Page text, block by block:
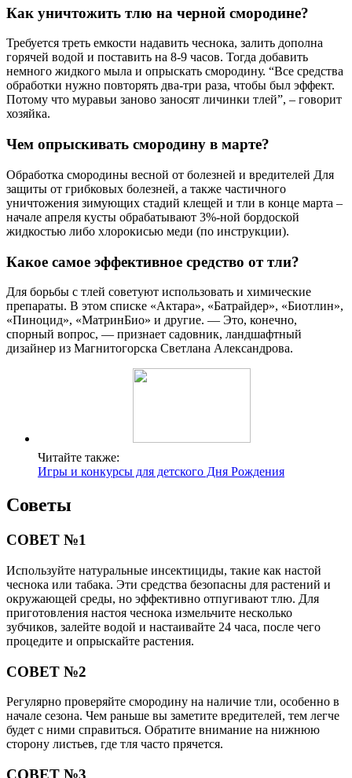
Как уничтожить тлю на черной смородине?
Требуется треть емкости надавить чеснока, залить дополна
горячей водой и поставить на 8-9 часов. Тогда добавить
немного жидкого мыла и опрыскать смородину. “Все средства
обработки нужно повторять два-три раза, чтобы был эффект.
Потому что муравьи заново заносят личинки тлей”, – говорит
хозяйка.
Чем опрыскивать смородину в марте?
Обработка смородины весной от болезней и вредителей Для
защиты от грибковых болезней, а также частичного
уничтожения зимующих стадий клещей и тли в конце марта –
начале апреля кусты обрабатывают 3%-ной бордоской
жидкостью либо хлорокисью меди (по инструкции).
Какое самое эффективное средство от тли?
Для борьбы с тлей советуют использовать и химические
препараты. В этом списке «Актара», «Батрайдер», «Биотлин»,
«Пиноцид», «МатринБио» и другие. — Это, конечно,
спорный вопрос, — признает садовник, ландшафтный
дизайнер из Магнитогорска Светлана Александрова.
Читайте также:
Игры и конкурсы для детского Дня Рождения
Советы
СОВЕТ №1
Используйте натуральные инсектициды, такие как настой
чеснока или табака. Эти средства безопасны для растений и
окружающей среды, но эффективно отпугивают тлю. Для
приготовления настоя чеснока измельчите несколько
зубчиков, залейте водой и настаивайте 24 часа, после чего
процедите и опрыскайте растения.
СОВЕТ №2
Регулярно проверяйте смородину на наличие тли, особенно в
начале сезона. Чем раньше вы заметите вредителей, тем легче
будет с ними справиться. Обратите внимание на нижнюю
сторону листьев, где тля часто прячется.
СОВЕТ №3